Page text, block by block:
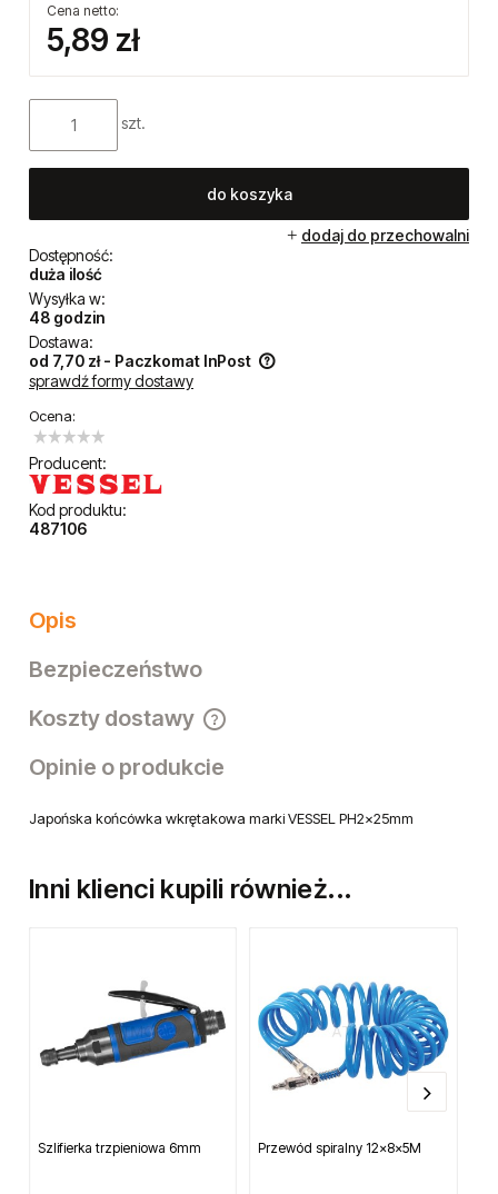
Cena netto:
5,89 zł
szt.
do koszyka
dodaj do przechowalni
Dostępność:
duża ilość
Wysyłka w:
48 godzin
Dostawa:
od 7,70 zł - Paczkomat InPost
Cena nie zawiera ewentualnych kosztów płatności
sprawdź formy dostawy
Ocena:
Producent:
Kod produktu:
487106
Opis
Bezpieczeństwo
Koszty dostawy
Cena nie zawiera ewentualnych kosztów płatności
Opinie o produkcie
Japońska końcówka wkrętakowa marki VESSEL PH2x25mm
Inni klienci kupili również...
Szlifierka trzpieniowa 6mm Przewód spiralny 12x8x5M